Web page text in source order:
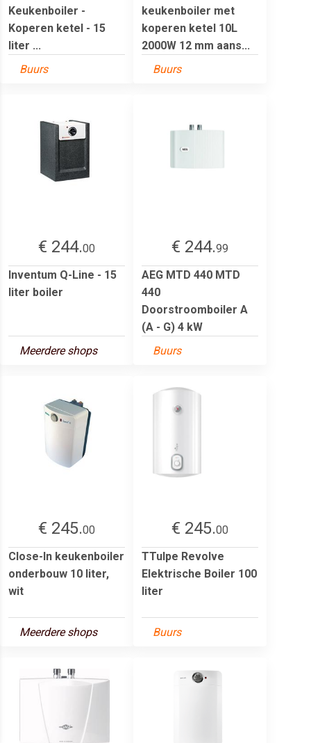
Keukenboiler -
Koperen ketel - 15
liter ...
Buurs
keukenboiler met
koperen ketel 10L
2000W 12 mm aans...
Buurs
€ 244.00
Inventum Q-Line - 15
liter boiler
Meerdere shops
€ 244.99
AEG MTD 440 MTD
440
Doorstroomboiler A
(A - G) 4 kW
Buurs
€ 245.00
Close-In keukenboiler
onderbouw 10 liter,
wit
Meerdere shops
€ 245.00
TTulpe Revolve
Elektrische Boiler 100
liter
Buurs